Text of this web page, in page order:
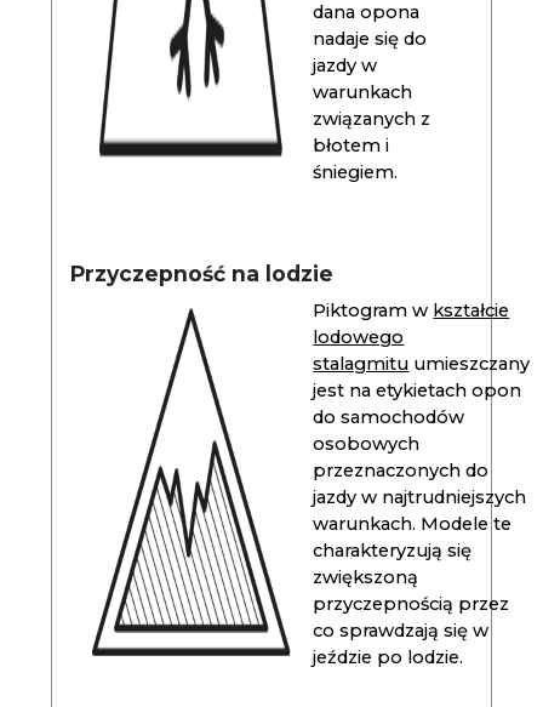
dana opona
nadaje się do
jazdy w
warunkach
związanych z
błotem i
śniegiem.
Przyczepność na lodzie
Piktogram w kształcie
lodowego
stalagmitu umieszczany
jest na etykietach opon
do samochodów
osobowych
przeznaczonych do
jazdy w najtrudniejszych
warunkach. Modele te
charakteryzują się
zwiększoną
przyczepnością przez
co sprawdzają się w
jeździe po lodzie.